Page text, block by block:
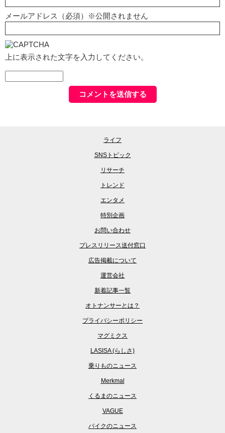
メールアドレス（必須）※公開されません
上に表示された文字を入力してください。
ライフ
SNSトピック
リサーチ
トレンド
エンタメ
特別企画
お問い合わせ
プレスリリース送付窓口
広告掲載について
運営会社
新着記事一覧
オトナンサーとは？
プライバシーポリシー
マグミクス
LASISA (らしさ)
乗りものニュース
Merkmal
くるまのニュース
VAGUE
バイクのニュース